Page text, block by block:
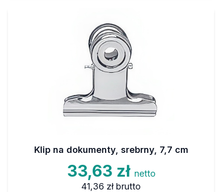
Klip na dokumenty, srebrny, 7,7 cm
33,63 zł netto
41,36 zł brutto